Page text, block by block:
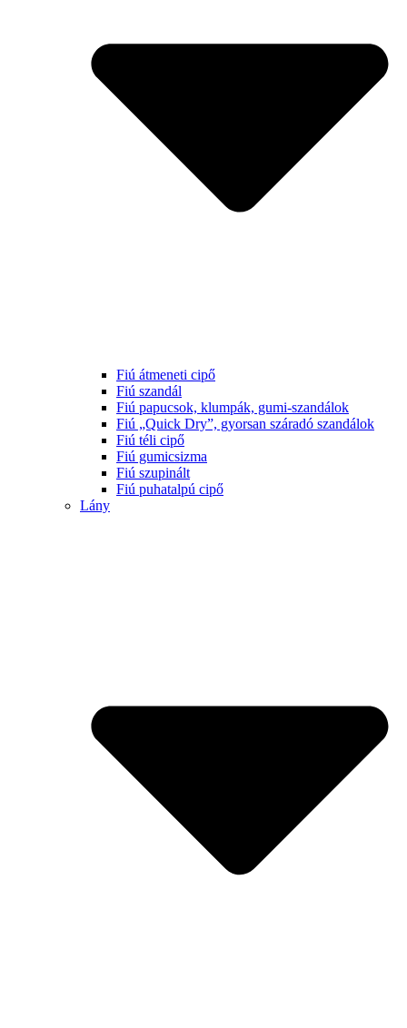
Fiú átmeneti cipő
Fiú szandál
Fiú papucsok, klumpák, gumi-szandálok
Fiú „Quick Dry”, gyorsan száradó szandálok
Fiú téli cipő
Fiú gumicsizma
Fiú szupinált
Fiú puhatalpú cipő
Lány